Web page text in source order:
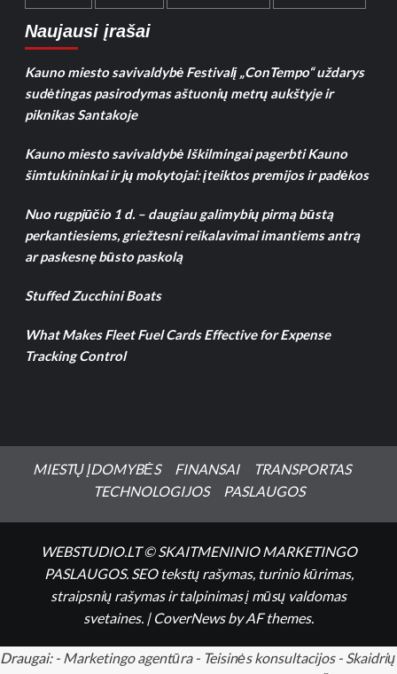
Naujausi įrašai
Kauno miesto savivaldybė Festivalį „ConTempo“ uždarys
sudėtingas pasirodymas aštuonių metrų aukštyje ir
piknikas Santakoje
Kauno miesto savivaldybė Iškilmingai pagerbti Kauno
šimtukininkai ir jų mokytojai: įteiktos premijos ir padėkos
Nuo rugpjūčio 1 d. – daugiau galimybių pirmą būstą
perkantiesiems, griežtesni reikalavimai imantiems antrą
ar paskesnę būsto paskolą
Stuffed Zucchini Boats
What Makes Fleet Fuel Cards Effective for Expense
Tracking Control
MIESTŲ ĮDOMYBĖS FINANSAI
TRANSPORTAS
TECHNOLOGIJOS
PASLAUGOS
WEBSTUDIO.LT © SKAITMENINIO MARKETINGO
PASLAUGOS. SEO tekstų rašymas, turinio kūrimas,
straipsnių rašymas ir talpinimas į mūsų valdomas
svetaines. | CoverNewsby AF themes.
Draugai: - Marketingo agentūra - Teisinės konsultacijos- Skaidrių